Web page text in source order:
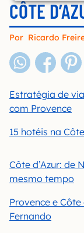
CÔTE
Por Ricardo
Estratégia de
com Provence
15 hotéis na
Côte d’Azur: de
mesmo tempo
Provence e
Fernando